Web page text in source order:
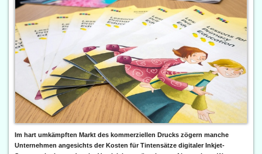
Im hart umkämpften Markt des kommerziellen Drucks zögern manche
Unternehmen angesichts der Kosten für Tintensätze digitaler Inkjet-